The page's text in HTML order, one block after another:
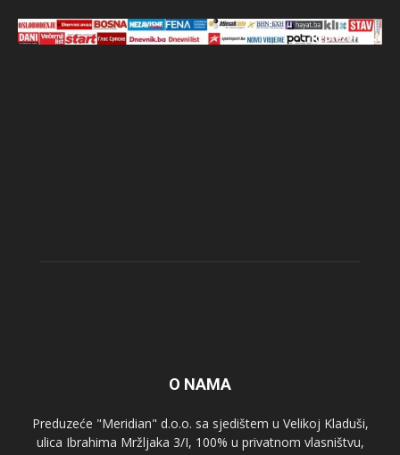
O NAMA
Preduzeće "Meridian" d.o.o. sa sjedištem u Velikoj Kladuši,
ulica Ibrahima Mržljaka 3/I, 100% u privatnom vlasništvu,